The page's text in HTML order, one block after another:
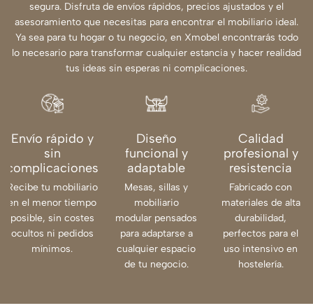
segura. Disfruta de envíos rápidos, precios ajustados y el
asesoramiento que necesitas para encontrar el mobiliario ideal.
Ya sea para tu hogar o tu negocio, en Xmobel encontrarás todo
lo necesario para transformar cualquier estancia y hacer realidad
tus ideas sin esperas ni complicaciones.
Envío rápido y
sin
complicaciones
Recibe tu mobiliario
en el menor tiempo
posible, sin costes
ocultos ni pedidos
mínimos.
Diseño
funcional y
adaptable
Mesas, sillas y
mobiliario
modular pensados
para adaptarse a
cualquier espacio
de tu negocio.
Calidad
profesional y
resistencia
Fabricado con
materiales de alta
durabilidad,
perfectos para el
uso intensivo en
hostelería.